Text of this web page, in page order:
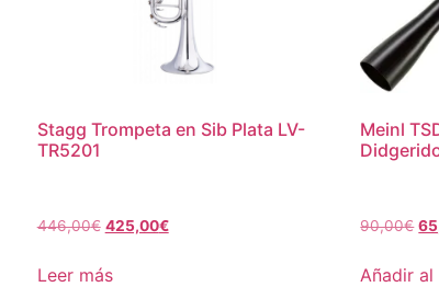
Stagg Trompeta en Sib Plata LV-
TR5201
446,00€ 425,00€
Leer más
Meinl
90,00€
Añadir